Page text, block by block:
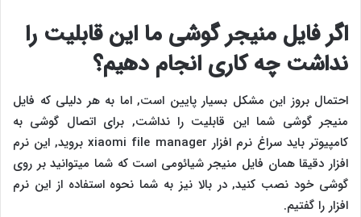
اگر فایل منیجر گوشی ما این قابلیت را
نداشت چه کاری انجام دهیم؟
احتمال بروز این مشکل بسیار پایین است, اما به هر دلیلی که فایل
منیجر گوشی شما این قابلیت را نداشت, برای اتصال گوشی به
کامپیوتر باید سراغ نرم افزار xiaomi file manager بروید, این نرم
افزار دقیقا همان فایل منیجر شیائومی است که شما میتوانید بر روی
گوشی خود نصب کنید, در بالا نیز به شما نحوه استفاده از این نرم
افزار را گفتیم.